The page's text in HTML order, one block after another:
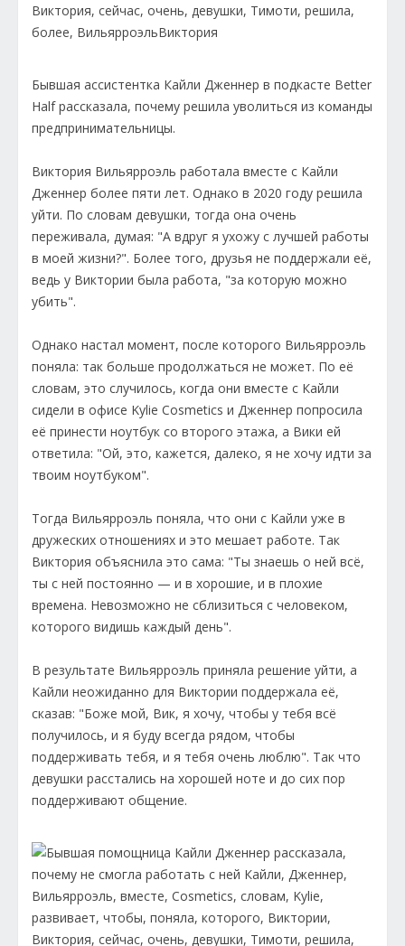
Бывшая ассистентка Кайли Дженнер в подкасте Better
Half рассказала, почему решила уволиться из команды
предпринимательницы.
Виктория Вильярроэль работала вместе с Кайли
Дженнер более пяти лет. Однако в 2020 году решила
уйти. По словам девушки, тогда она очень
переживала, думая: "А вдруг я ухожу с лучшей работы
в моей жизни?". Более того, друзья не поддержали её,
ведь у Виктории была работа, "за которую можно
убить".
Однако настал момент, после которого Вильярроэль
поняла: так больше продолжаться не может. По её
словам, это случилось, когда они вместе с Кайли
сидели в офисе Kylie Cosmetics и Дженнер попросила
её принести ноутбук со второго этажа, а Вики ей
ответила: "Ой, это, кажется, далеко, я не хочу идти за
твоим ноутбуком".
Тогда Вильярроэль поняла, что они с Кайли уже в
дружеских отношениях и это мешает работе. Так
Виктория объяснила это сама: "Ты знаешь о ней всё,
ты с ней постоянно — и в хорошие, и в плохие
времена. Невозможно не сблизиться с человеком,
которого видишь каждый день".
В результате Вильярроэль приняла решение уйти, а
Кайли неожиданно для Виктории поддержала её,
сказав: "Боже мой, Вик, я хочу, чтобы у тебя всё
получилось, и я буду всегда рядом, чтобы
поддерживать тебя, и я тебя очень люблю". Так что
девушки расстались на хорошей ноте и до сих пор
поддерживают общение.